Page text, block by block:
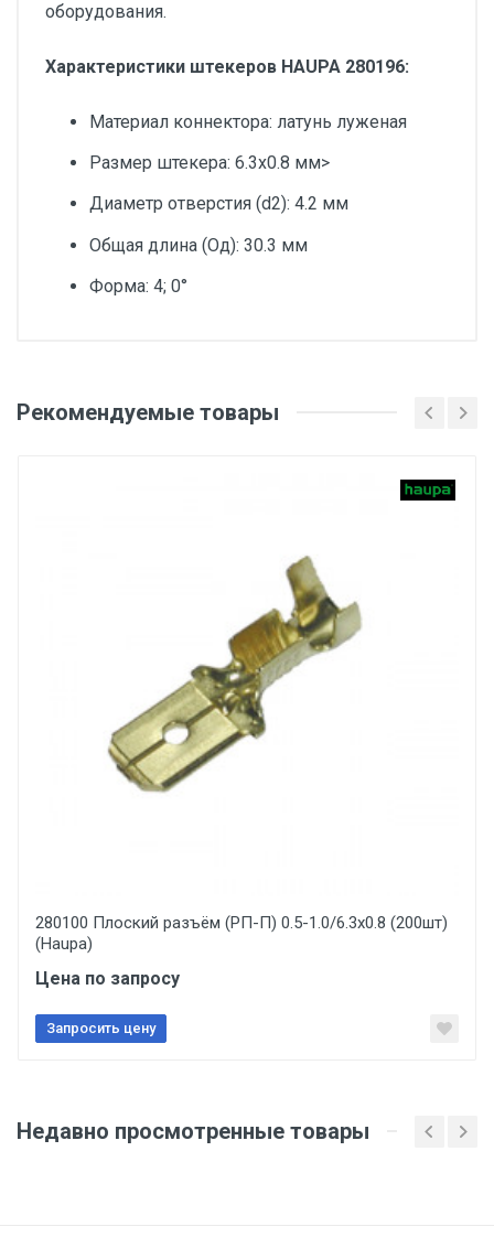
оборудования.
Характеристики штекеров HAUPA 280196:
Материал коннектора: латунь луженая
Размер штекера: 6.3х0.8 мм>
Диаметр отверстия (d2): 4.2 мм
Общая длина (Од): 30.3 мм
Форма: 4; 0°
Товарная позиция
Количество в наборе/упаковке, шт
Изоляция (материал)
без изоляции
Покрытие
Тип товара
Разъемы неизолированные для проводов
латунь
Ваше сообщение
Рекомендуемые товары
280100 Плоский разъём (РП-П) 0.5-1.0/6.3x0.8 (200шт)
(Haupa)
Цена по запросу
Запросить цену
Недавно просмотренные товары